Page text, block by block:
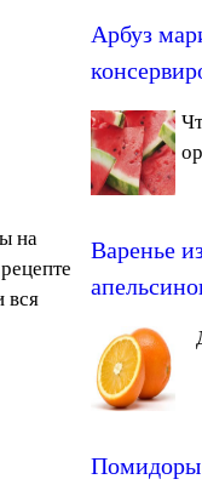
на
вся
Арбуз
Варенье
Помидоры